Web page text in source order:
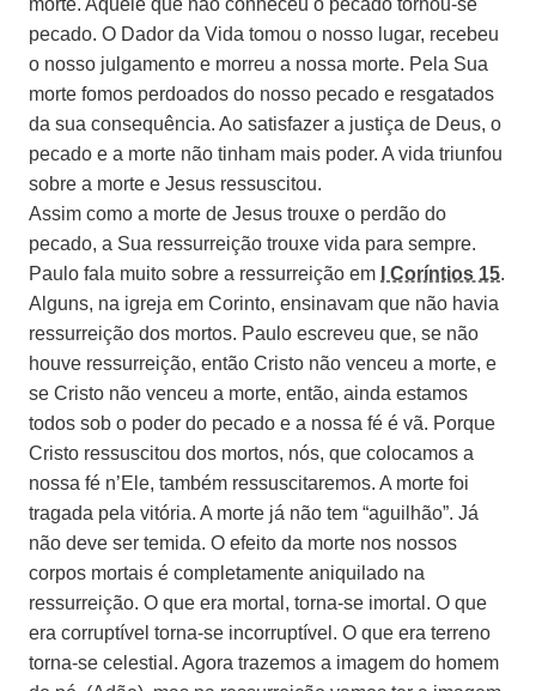
pecado. O Dador da Vida tomou o nosso lugar, recebeu
o nosso julgamento e morreu a nossa morte. Pela Sua
morte fomos perdoados do nosso pecado e resgatados
da sua consequência. Ao satisfazer a justiça de Deus, o
pecado e a morte não tinham mais poder. A vida triunfou
sobre a morte e Jesus ressuscitou.
Assim como a morte de Jesus trouxe o perdão do
pecado, a Sua ressurreição trouxe vida para sempre.
Paulo fala muito sobre a ressurreição em
I Coríntios 15.
Alguns, na igreja em Corinto, ensinavam que não havia
ressurreição dos mortos. Paulo escreveu que, se não
houve ressurreição, então Cristo não venceu a morte, e
se Cristo não venceu a morte, então, ainda estamos
todos sob o poder do pecado e a nossa fé é vã. Porque
Cristo ressuscitou dos mortos, nós, que colocamos a
nossa fé n’Ele, também ressuscitaremos. A morte foi
tragada pela vitória. A morte já não tem “aguilhão”. Já
não deve ser temida. O efeito da morte nos nossos
corpos mortais é completamente aniquilado na
ressurreição. O que era mortal, torna-se imortal. O que
era corruptível torna-se incorruptível. O que era terreno
torna-se celestial. Agora trazemos a imagem do homem